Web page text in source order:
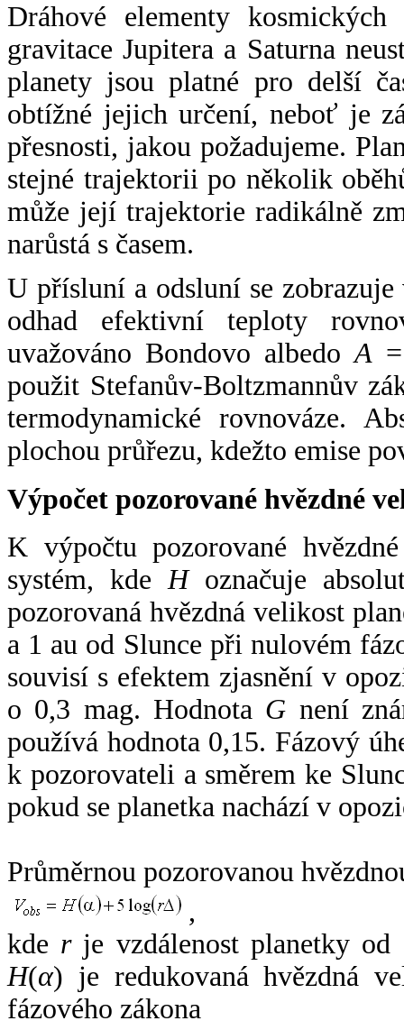
Dráhové elementy
gravitace Jupitera a Saturna
planety jsou platné pro delší
obtížné jejich určení, neboť je
přesnosti, jakou požadujeme.
stejné trajektorii po několik
může její trajektorie radikálně
narůstá s časem.
U přísluní a odsluní se
odhad efektivní teploty
uvažováno Bondovo albedoA
použit Stefanův-Boltzmannův
termodynamické rovnováze.
plochou průřezu, kdežto emise
Výpočet pozorované hvězdné
K výpočtu pozorované
systém, kde Hoznačuje
pozorovaná hvězdná velikost
a 1 au od Slunce při nulovém
souvisí s efektem zjasnění v
o 0,3 mag. Hodnota G není
používá hodnota 0,15. Fázový
k pozorovateli a směrem ke
pokud se planetka nachází v
Průměrnou pozorovanou
,
kde rje vzdálenost planetky od
H(α) je redukovaná hvězdná
fázového zákona